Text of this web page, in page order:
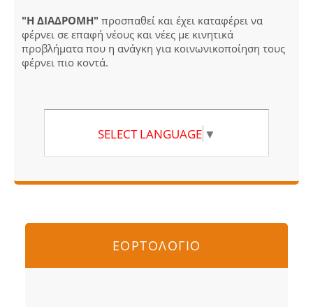
"Η ΔΙΑΔΡΟΜΗ" προσπαθεί και έχει καταφέρει να
φέρνει σε επαφή νέους και νέες με κινητικά
προβλήματα που η ανάγκη για κοινωνικοποίηση τους
φέρνει πιο κοντά.
SELECT LANGUAGE ▼
ΕΟΡΤΟΛΟΓΙΟ